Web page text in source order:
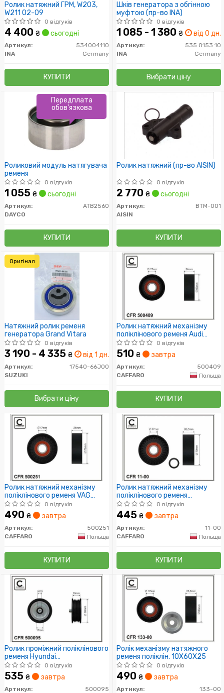
Ролик натяжний ГРМ, W203,
W211 02-09
0 відгуків
4 400 ₴ сьогодні
Артикул:
534004110
INA
Germany
КУПИТИ
Шків генератора з обгінною
муфтою (пр-во INA)
0 відгуків
1 085 - 1 380 ₴ від 0 дн.
Артикул:
535 0153 10
INA
Germany
Вибрати ціну
Роликовий модуль натягувача
ременя
0 відгуків
1 055 ₴ сьогодні
Артикул:
ATB2560
DAYCO
КУПИТИ
Передплата
обов'язкова
Ролик натяжний (пр-во AISIN)
0 відгуків
2 770 ₴ сьогодні
Артикул:
BTM-001
AISIN
КУПИТИ
Натяжний ролик ременя
генератора Grand Vitara
0 відгуків
3 190 - 4 335 ₴ від 1 дн.
Артикул:
17540-66J00
SUZUKI
Вибрати ціну
Оригінал
Ролик натяжний механізму
поліклінового ременя Audi
60x17x24
0 відгуків
510 ₴ завтра
Артикул:
500409
CAFFARO
Польща
КУПИТИ
Ролик натяжний механізму
поліклінового ременя VAG
1.6TDI/ 2.0TDI 03-15 70x17x24
0 відгуків
490 ₴ завтра
Артикул:
500251
CAFFARO
Польща
КУПИТИ
Ролик натяжний механізму
поліклінового ременя
OM611/612 Vito, Sprinter/BMW
70x17x28
0 відгуків
445 ₴ завтра
Артикул:
11-00
CAFFARO
Польща
КУПИТИ
Ролик проміжний поліклінового
ременя Hyundai
i10/i20/i30/ix35,
1.4CRDi/1.5CDRi/1.6CRDi
60x10x19
0 відгуків
535 ₴ завтра
Артикул:
500095
Ролік механізму натяжного
ременя поліклін. 10X60X25
0 відгуків
490 ₴ завтра
Артикул:
133-00